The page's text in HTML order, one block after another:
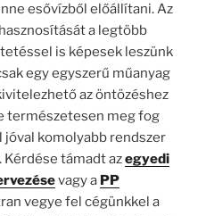
esővízből előállítani. Az
a legtöbb
is képesek leszünk
egy egyszerű műanyag
az öntözéshez
természetesen meg fog
jóval komolyabb rendszer
támadt azegyedi
vagy a PP
vegye fel cégünkkel a